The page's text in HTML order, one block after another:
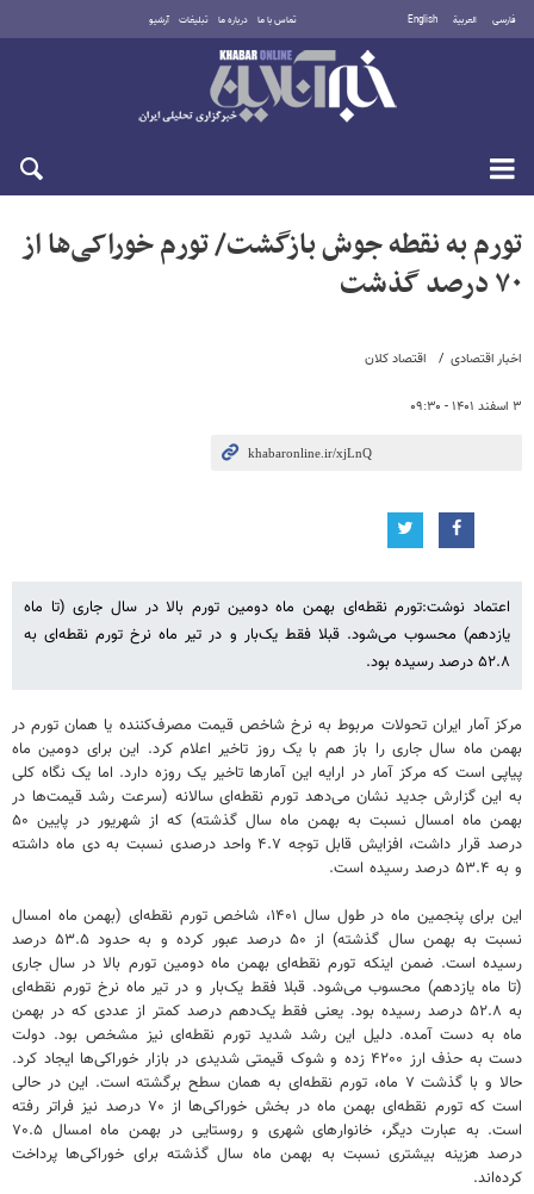
فارسی العربية English تماس با ما درباره ما تبلیغات آرشیو
جمعه ۱۶ مرداد ۱۴۰۵
اخبار اقتصادی اقتصاد کلان
۳ اسفند ۱۴۰۱ - ۰۹:۳۰
تورم به نقطه جوش بازگشت/ تورم خوراکی‌ها از
۷۰ درصد گذشت
اعتماد نوشت:تورم نقطه‌ای بهمن ماه دومین تورم بالا در سال جاری (تا ماه
یازدهم) محسوب می‌شود. قبلا فقط یک‌بار و در تیر ماه نرخ تورم نقطه‌ای به
۵۲.۸ درصد رسیده بود.
مرکز آمار ایران تحولات مربوط به نرخ شاخص قیمت مصرف‌کننده یا همان تورم در
بهمن ماه سال جاری را باز هم با یک روز تاخیر اعلام کرد. این برای دومین ماه
پیاپی است که مرکز آمار در ارایه این آمارها تاخیر یک روزه دارد. اما یک نگاه کلی
به این گزارش جدید نشان می‌دهد تورم نقطه‌ای سالانه (سرعت رشد قیمت‌ها در
بهمن ماه امسال نسبت به بهمن ماه سال گذشته) که از شهریور در پایین ۵۰
درصد قرار داشت، افزایش قابل توجه ۴.۷ واحد درصدی نسبت به دی ماه داشته
و به ۵۳.۴ درصد رسیده است.
این برای پنجمین ماه در طول سال ۱۴۰۱، شاخص تورم نقطه‌ای (بهمن ماه امسال
نسبت به بهمن سال گذشته) از ۵۰ درصد عبور کرده و به حدود ۵۳.۵ درصد
رسیده است. ضمن اینکه تورم نقطه‌ای بهمن ماه دومین تورم بالا در سال جاری
(تا ماه یازدهم) محسوب می‌شود. قبلا فقط یک‌بار و در تیر ماه نرخ تورم نقطه‌ای
به ۵۲.۸ درصد رسیده بود. یعنی فقط یک‌دهم درصد کمتر از عددی که در بهمن
ماه به دست آمده. دلیل این رشد شدید تورم نقطه‌ای نیز مشخص بود. دولت
دست به حذف ارز ۴۲۰۰ زده و شوک قیمتی شدیدی در بازار خوراکی‌ها ایجاد کرد.
حالا و با گذشت ۷ ماه، تورم نقطه‌ای به همان سطح برگشته است. این در حالی
است که تورم نقطه‌ای بهمن ماه در بخش خوراکی‌ها از ۷۰ درصد نیز فراتر رفته
است. به عبارت دیگر، خانوارهای شهری و روستایی در بهمن ماه امسال ۷۰.۵
درصد هزینه بیشتری نسبت به بهمن ماه سال گذشته برای خوراکی‌ها پرداخت
کرده‌اند.